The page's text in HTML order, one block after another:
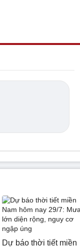
Dự báo thời tiết miền